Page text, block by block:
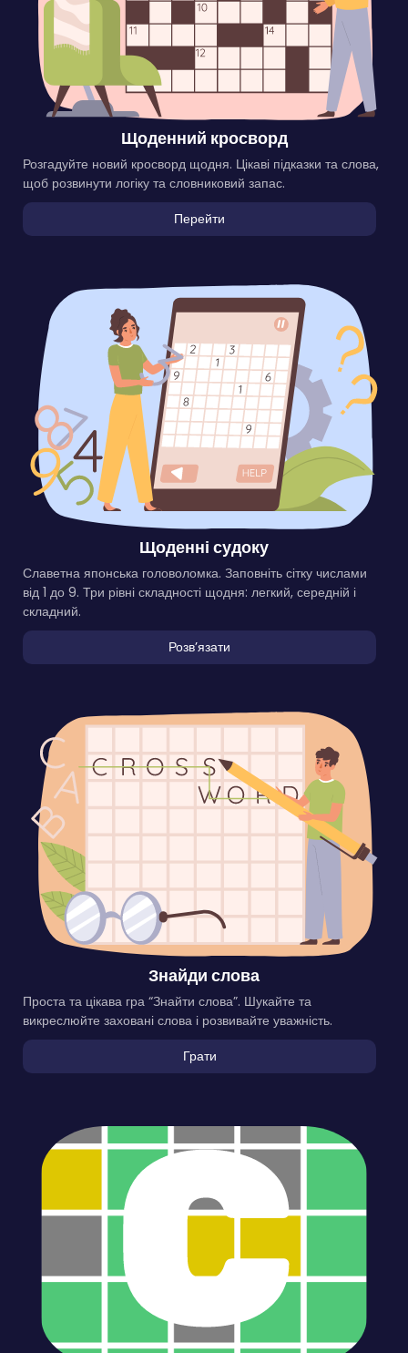
Щоденний кросворд
Розгадуйте новий кросворд щодня. Цікаві підказки та слова,
щоб розвинути логіку та словниковий запас.
Перейти
Щоденні судоку
Славетна японська головоломка. Заповніть сітку числами
від 1 до 9. Три рівні складності щодня: легкий, середній і
складний.
Розвʼязати
Знайди слова
Проста та цікава гра “Знайти слова”. Шукайте та
викреслюйте заховані слова і розвивайте уважність.
Грати